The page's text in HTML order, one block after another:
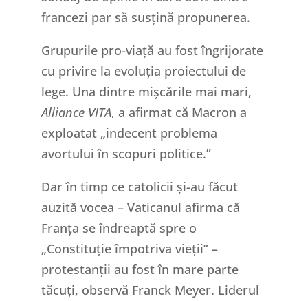
francezi par să susțină propunerea.
Grupurile pro-viață au fost îngrijorate
cu privire la evoluția proiectului de
lege. Una dintre mișcările mai mari,
Alliance VITA, a afirmat că Macron a
exploatat „indecent problema
avortului în scopuri politice.”
Dar în timp ce catolicii și-au făcut
auzită vocea – Vaticanul afirma că
Franța se îndreaptă spre o
„Constituție împotriva vieții” –
protestanții au fost în mare parte
tăcuți, observă Franck Meyer. Liderul